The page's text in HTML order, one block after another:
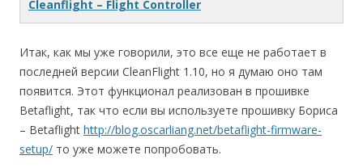
Cleanflight – Flight Controller
Итак, как мы уже говорили, это все еще не работает в
последней версии CleanFlight 1.10, но я думаю оно там
появится. Этот функционал реализован в прошивке
Betaflight, так что если вы используете прошивку Бориса
– Betaflight http://blog.oscarliang.net/betaflight-firmware-
setup/ то уже можете попробовать.